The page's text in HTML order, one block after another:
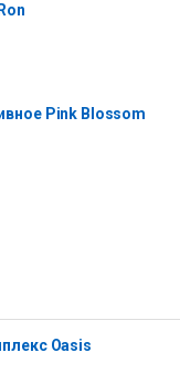
Pink Blossom
Oasis